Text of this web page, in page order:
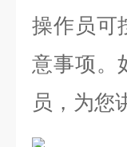
操作员可
意事项。
员，为您